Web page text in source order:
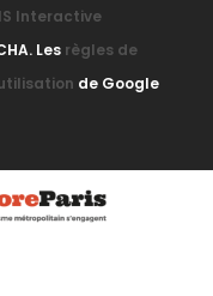
Interactive
Les règles de
de Google